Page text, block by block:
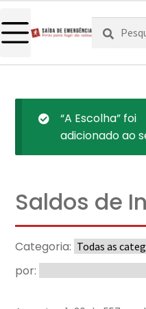
Pesquisar
por:
Pesquisa
“A Escolha” foi
adicionado ao
Saldos de
Categoria:
por: